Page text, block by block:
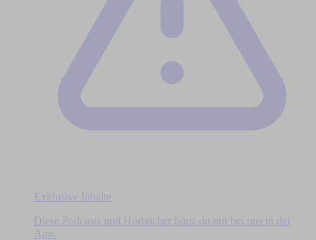
Exklusive Inhalte
Diese Podcasts und Hörbücher hörst du nur bei uns in der
App.